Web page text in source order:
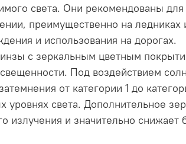
света. Они рекомендованы для
преимущественно на ледниках
и использования на дорогах.
с зеркальным цветным
Под воздействием
от категории 1 до
света. Дополнительное
излучения и значительно